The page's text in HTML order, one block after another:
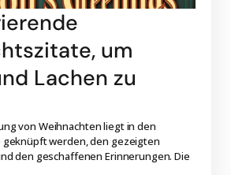
um
Lachen zu
von Weihnachten liegt in den
geknüpft werden, den gezeigten
den geschaffenen Erinnerungen. Die